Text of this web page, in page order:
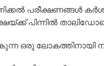
പരീക്ഷണങ്ങൾ
പിന്നിൽ
ഒരു ലോകത്തിനായി